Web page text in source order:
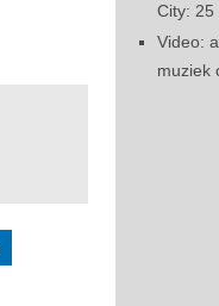
City: 25
Video:
muziek